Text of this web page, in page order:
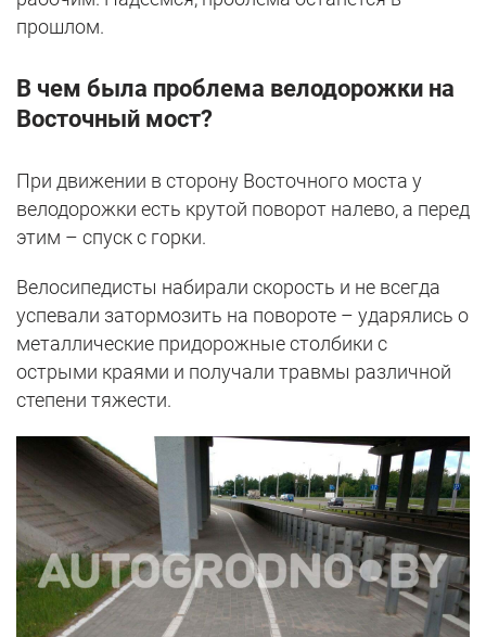
прошлом.
В чем была проблема велодорожки на
Восточный мост?
При движении в сторону Восточного моста у
велодорожки есть крутой поворот налево, а перед
этим – спуск с горки.
Велосипедисты набирали скорость и не всегда
успевали затормозить на повороте – ударялись о
металлические придорожные столбики с
острыми краями и получали травмы различной
степени тяжести.